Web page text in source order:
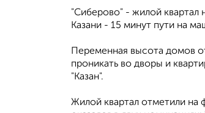
"Сиберово" - жилой квартал
Казани - 15 минут пути на
Переменная высота домов
проникать во дворы и
"Казан".
Жилой квартал отметили на